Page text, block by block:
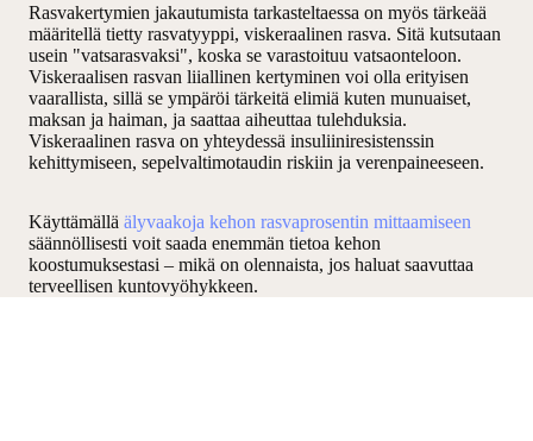
Rasvakertymien jakautumista tarkasteltaessa on myös tärkeää
määritellä tietty rasvatyyppi, viskeraalinen rasva. Sitä kutsutaan
usein "vatsarasvaksi", koska se varastoituu vatsaonteloon.
Viskeraalisen rasvan liiallinen kertyminen voi olla erityisen
vaarallista, sillä se ympäröi tärkeitä elimiä kuten munuaiset,
maksan ja haiman, ja saattaa aiheuttaa tulehduksia.
Viskeraalinen rasva on yhteydessä insuliiniresistenssin
kehittymiseen, sepelvaltimotaudin riskiin ja verenpaineeseen.
Käyttämällä älyvaakoja kehon rasvaprosentin mittaamiseen
säännöllisesti voit saada enemmän tietoa kehon
koostumuksestasi – mikä on olennaista, jos haluat saavuttaa
terveellisen kuntovyöhykkeen.